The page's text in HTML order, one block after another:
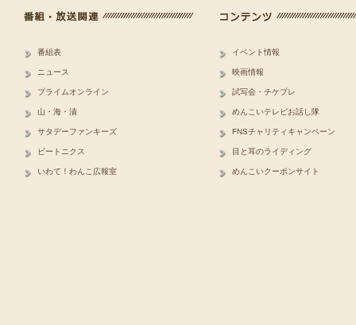
番組表
ニュース
プライムオンライン
山・海・漬
サタデーファンキーズ
ビートニクス
いわて！わんこ広報室
イベント情報
映画情報
試写会・チケプレ
めんこいテレビお話し隊
FNSチャリティキャンペーン
目と耳のライディング
めんこいクーポンサイト